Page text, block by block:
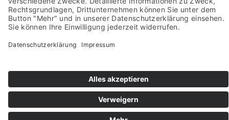
Pictures from:www.freepik.com